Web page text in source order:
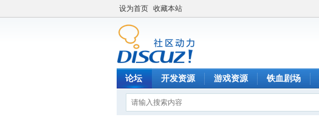
设为首页 收藏本站
论坛 开发资源 游戏资源 铁血剧场